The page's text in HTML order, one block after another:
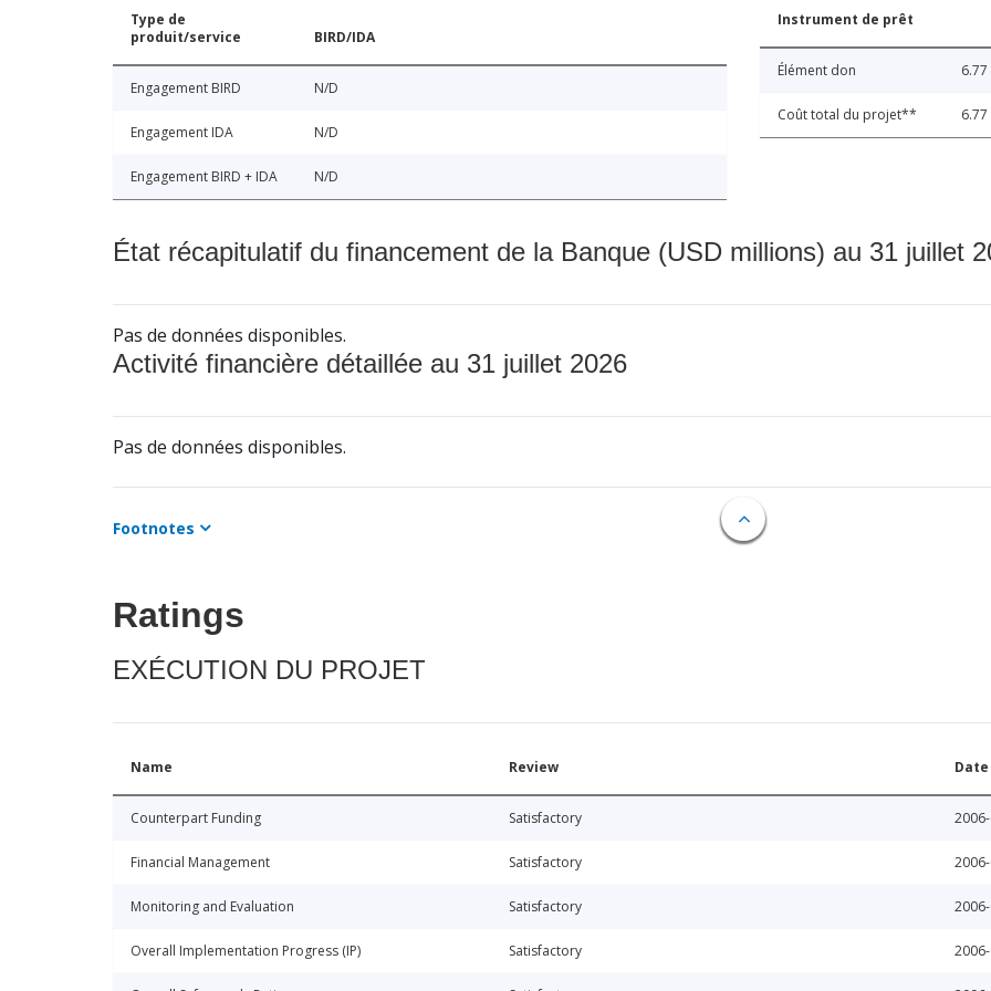
Type de
produit/service
BIRD/IDA
Engagement BIRD N/D
Engagement IDA N/D
Engagement BIRD + IDA N/D
Instrument de prêt
Élément don 6.77
Coût total du projet** 6.77
État récapitulatif du financement de la Banque (USD millions) au 31 juillet
Pas de données disponibles.
Activité financière détaillée au 31 juillet 2026
Pas de données disponibles.
Footnotes
Ratings
EXÉCUTION DU PROJET
Name Review Date
Counterpart Funding Satisfactory
Financial Management Satisfactory
Monitoring and Evaluation Satisfactory
Overall Implementation Progress (IP) Satisfactory